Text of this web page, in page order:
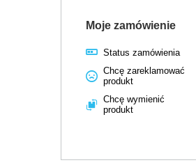
Moje zamówienie
Status zamówienia
Chcę zareklamować
produkt
Chcę wymienić
produkt